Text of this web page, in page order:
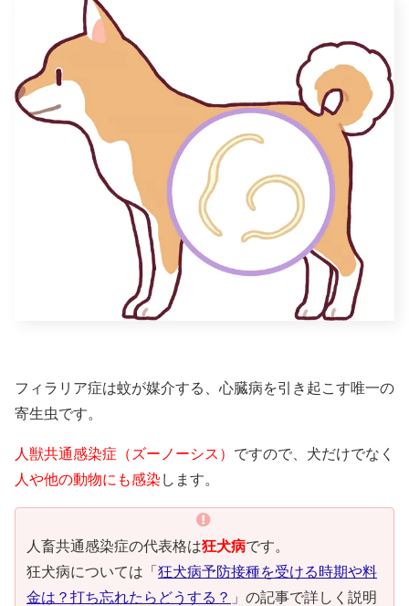
フィラリア症は蚊が媒介する、心臓病を引き起こす唯一の
寄生虫です。
人獣共通感染症（ズーノーシス） ですので、犬だけでなく
人や他の動物にも感染 します。
人畜共通感染症の代表格は狂犬病です。
狂犬病については「 狂犬病予防接種を受ける時期や料
金は？打ち忘れたらどうする？ 」の記事で詳しく説明